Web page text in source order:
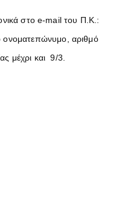
στο e-mail του Π.Κ.:
αριθμό
μέχρι και 9/3.